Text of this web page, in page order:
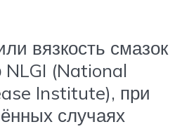
вязкость смазок
NLGI (National
Institute), при
случаях